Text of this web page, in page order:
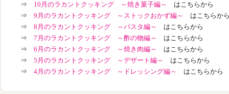
⇒ 10月のラカントクッキング ～焼き菓子編～
はこちらから
⇒ 9月のラカントクッキング ～ストックおかず編～
はこちらか
⇒ 8月のラカントクッキング ～パスタ編～
はこちらから
⇒ 7月のラカントクッキング ～酢の物編～
はこちらから
⇒ 6月のラカントクッキング ～焼き肉編～
はこちらから
⇒ 5月のラカントクッキング ～デザート編～
はこちらから
⇒ 4月のラカントクッキング ～ドレッシング編～ はこちらから